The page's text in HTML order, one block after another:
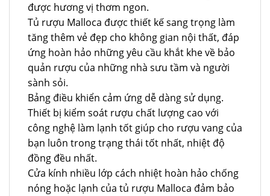
được hương vị thơm ngon.
Tủ rượu Malloca được thiết kế sang trọng làm
tăng thêm vẻ đẹp cho không gian nội thất, đáp
ứng hoàn hảo những yêu cầu khắt khe về bảo
quản rượu của những nhà sưu tầm và người
sành sỏi.
Bảng điều khiển cảm ứng dễ dàng sử dụng.
Thiết bị kiểm soát rượu chất lượng cao với
công nghệ làm lạnh tốt giúp cho rượu vang của
bạn luôn trong trạng thái tốt nhất, nhiệt độ
đồng đều nhất.
Cửa kính nhiều lớp cách nhiệt hoàn hảo chống
nóng hoặc lạnh của tủ rượu Malloca đảm bảo